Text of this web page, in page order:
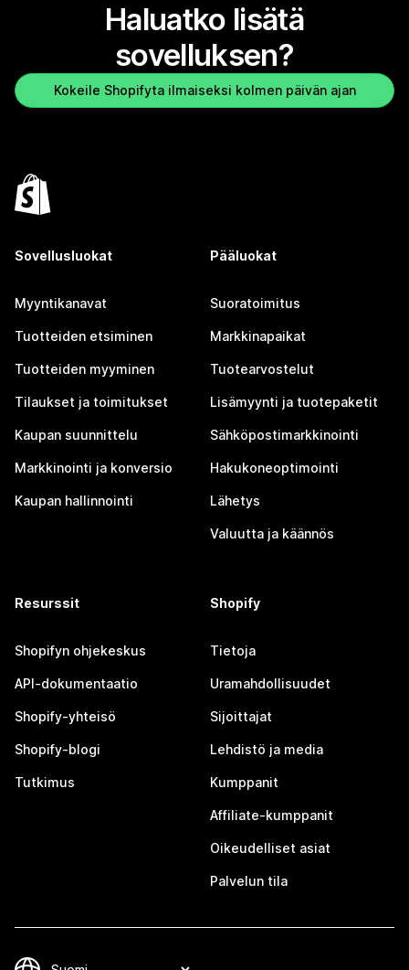
Haluatko lisätä
sovelluksen?
Kokeile Shopifyta ilmaiseksi kolmen päivän ajan
Sovellusluokat
Myyntikanavat
Tuotteiden etsiminen
Tuotteiden myyminen
Tilaukset ja toimitukset
Kaupan suunnittelu
Markkinointi ja konversio
Kaupan hallinnointi
Pääluokat
Suoratoimitus
Markkinapaikat
Tuotearvostelut
Lisämyynti ja tuotepaketit
Sähköpostimarkkinointi
Hakukoneoptimointi
Lähetys
Valuutta ja käännös
Resurssit
Shopifyn ohjekeskus
API-dokumentaatio
Shopify-yhteisö
Shopify-blogi
Tutkimus
Shopify
Tietoja
Uramahdollisuudet
Sijoittajat
Lehdistö ja media
Kumppanit
Affiliate-kumppanit
Oikeudelliset asiat
Palvelun tila